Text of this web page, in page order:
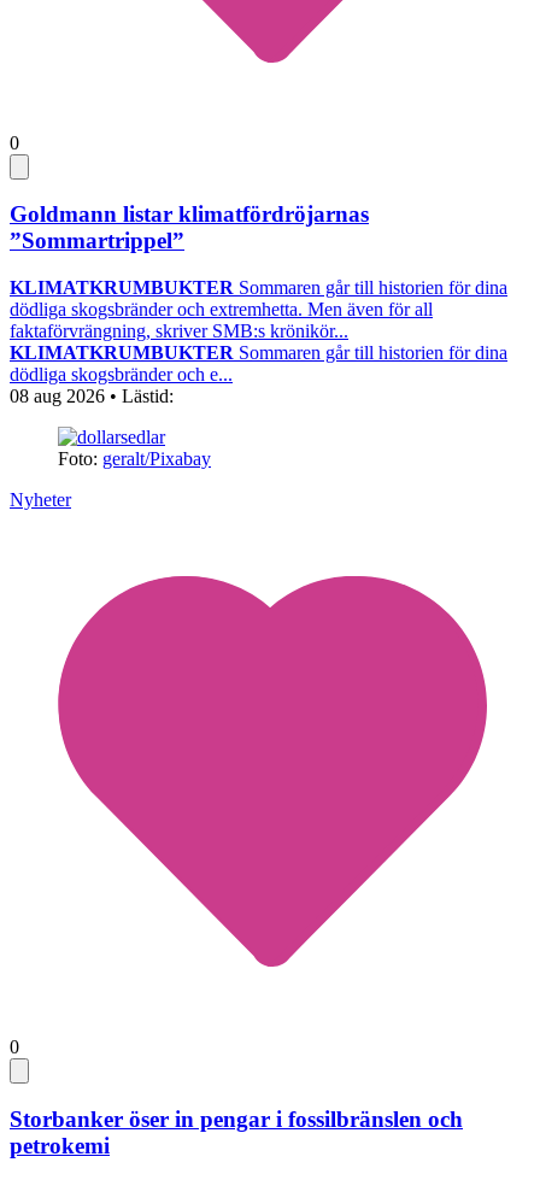
0
Goldmann listar klimatfördröjarnas
”Sommartrippel”
KLIMATKRUMBUKTER Sommaren går till historien för dina
dödliga skogsbränder och extremhetta. Men även för all
faktaförvrängning, skriver SMB:s krönikör...
KLIMATKRUMBUKTER Sommaren går till historien för dina
dödliga skogsbränder och e...
08 aug 2026 • Lästid:
Foto: geralt/Pixabay
Nyheter
0
Storbanker öser in pengar i fossilbränslen och
petrokemi